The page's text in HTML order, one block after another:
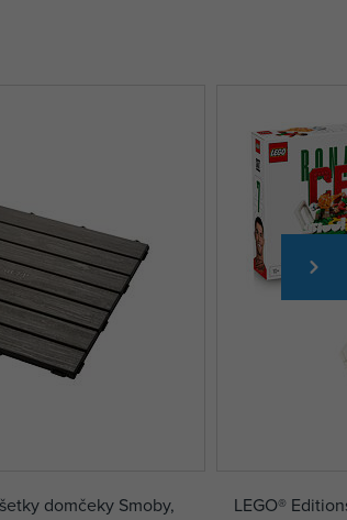
domčeky Smoby,
LEGO®